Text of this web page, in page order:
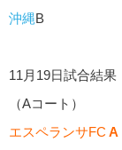
沖縄B
11月19日試合結果
（Aコート）
エスペランサFC A